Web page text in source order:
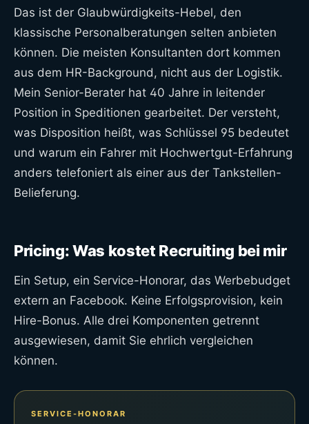
Das ist der Glaubwürdigkeits-Hebel, den
klassische Personalberatungen selten anbieten
können. Die meisten Konsultanten dort kommen
aus dem HR-Background, nicht aus der Logistik.
Mein Senior-Berater hat 40 Jahre in leitender
Position in Speditionen gearbeitet. Der versteht,
was Disposition heißt, was Schlüssel 95 bedeutet
und warum ein Fahrer mit Hochwertgut-Erfahrung
anders telefoniert als einer aus der Tankstellen-
Belieferung.
Pricing: Was kostet Recruiting bei mir
Ein Setup, ein Service-Honorar, das Werbebudget
extern an Facebook. Keine Erfolgsprovision, kein
Hire-Bonus. Alle drei Komponenten getrennt
ausgewiesen, damit Sie ehrlich vergleichen
können.
SERVICE-HONORAR